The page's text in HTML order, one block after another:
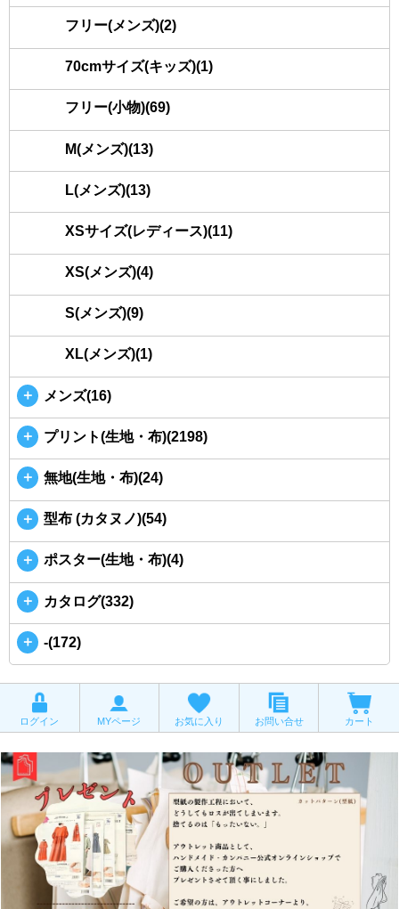
フリー(メンズ)(2)
70cmサイズ(キッズ)(1)
フリー(小物)(69)
M(メンズ)(13)
L(メンズ)(13)
XSサイズ(レディース)(11)
XS(メンズ)(4)
S(メンズ)(9)
XL(メンズ)(1)
＋ メンズ(16)
＋ プリント(生地・布)(2198)
＋ 無地(生地・布)(24)
＋ 型布 (カタヌノ)(54)
＋ ポスター(生地・布)(4)
＋ カタログ(332)
＋ -(172)
ログイン MYページ お気に入り お問い合せ カート